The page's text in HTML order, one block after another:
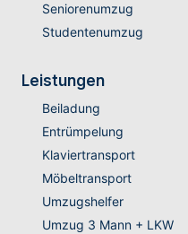
Seniorenumzug
Studentenumzug
Leistungen
Beiladung
Entrümpelung
Klaviertransport
Möbeltransport
Umzugshelfer
Umzug 3 Mann + LKW